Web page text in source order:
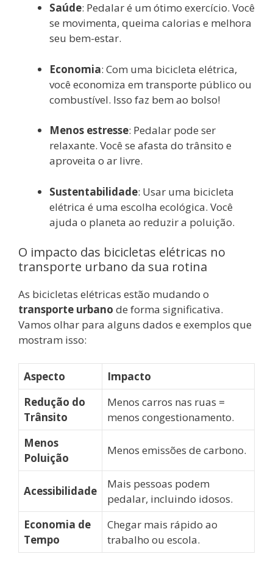
Saúde: Pedalar é um ótimo exercício. Você
se movimenta, queima calorias e melhora
seu bem-estar.
Economia: Com uma bicicleta elétrica,
você economiza em transporte público ou
combustível. Isso faz bem ao bolso!
Menos estresse: Pedalar pode ser
relaxante. Você se afasta do trânsito e
aproveita o ar livre.
Sustentabilidade: Usar uma bicicleta
elétrica é uma escolha ecológica. Você
ajuda o planeta ao reduzir a poluição.
O impacto das bicicletas elétricas no
transporte urbano da sua rotina
As bicicletas elétricas estão mudando o
transporte urbano de forma significativa.
Vamos olhar para alguns dados e exemplos que
mostram isso:
Aspecto
Impacto
Redução do
Trânsito
Menos carros nas ruas =
menos congestionamento.
Menos
Poluição
Menos emissões de carbono.
Acessibilidade
Mais pessoas podem
pedalar, incluindo idosos.
Economia de
Tempo
Chegar mais rápido ao
trabalho ou escola.